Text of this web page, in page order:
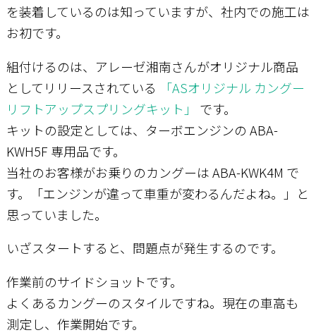
を装着しているのは知っていますが、社内での施工は
お初です。
組付けるのは、アレーゼ湘南さんがオリジナル商品
としてリリースされている
「ASオリジナル カングー
リフトアップスプリングキット」
です。
キットの設定としては、ターボエンジンの ABA-
KWH5F 専用品です。
当社のお客様がお乗りのカングーは ABA-KWK4M で
す。「エンジンが違って車重が変わるんだよね。」と
思っていました。
いざスタートすると、問題点が発生するのです。
作業前のサイドショットです。
よくあるカングーのスタイルですね。現在の車高も
測定し、作業開始です。